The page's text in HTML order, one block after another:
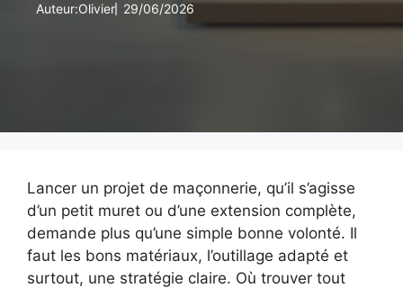
Auteur:Olivier 29/06/2026
Lancer un projet de maçonnerie, qu’il s’agisse
d’un petit muret ou d’une extension complète,
demande plus qu’une simple bonne volonté. Il
faut les bons matériaux, l’outillage adapté et
surtout, une stratégie claire. Où trouver tout